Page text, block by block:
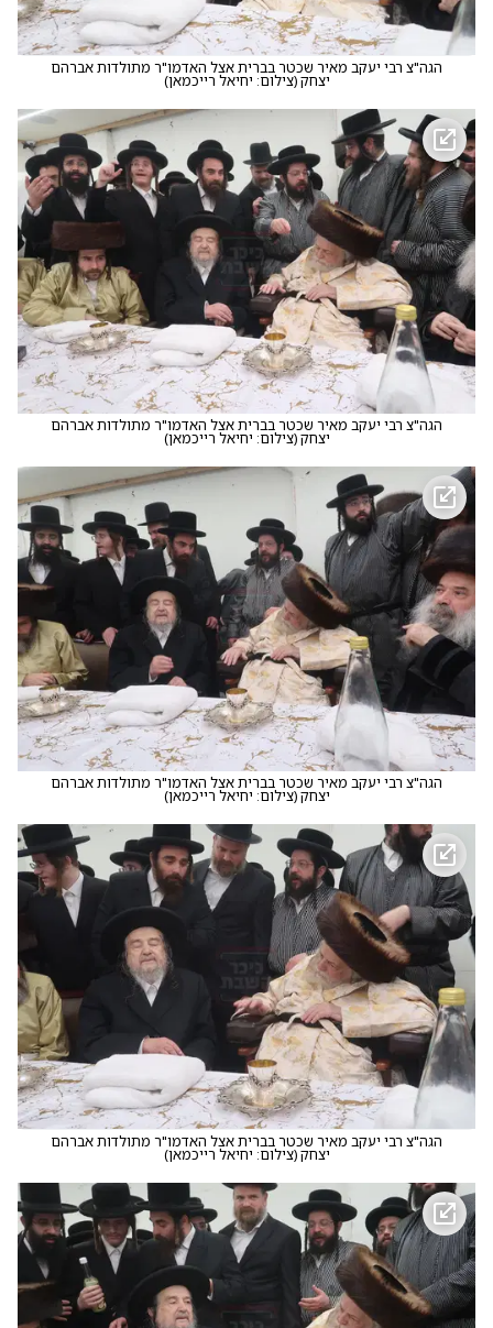
הגה"צ רבי יעקב מאיר שכטר בברית אצל האדמו"ר מתולדות אברהם
יצחק(צילום: יחיאל רייכמאן)
הגה"צ רבי יעקב מאיר שכטר בברית אצל האדמו"ר מתולדות אברהם
יצחק(צילום: יחיאל רייכמאן)
הגה"צ רבי יעקב מאיר שכטר בברית אצל האדמו"ר מתולדות אברהם
יצחק(צילום: יחיאל רייכמאן)
הגה"צ רבי יעקב מאיר שכטר בברית אצל האדמו"ר מתולדות אברהם
יצחק(צילום: יחיאל רייכמאן)